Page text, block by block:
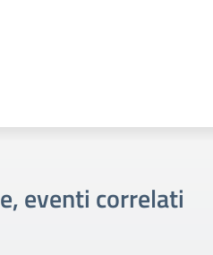
eventi correlati